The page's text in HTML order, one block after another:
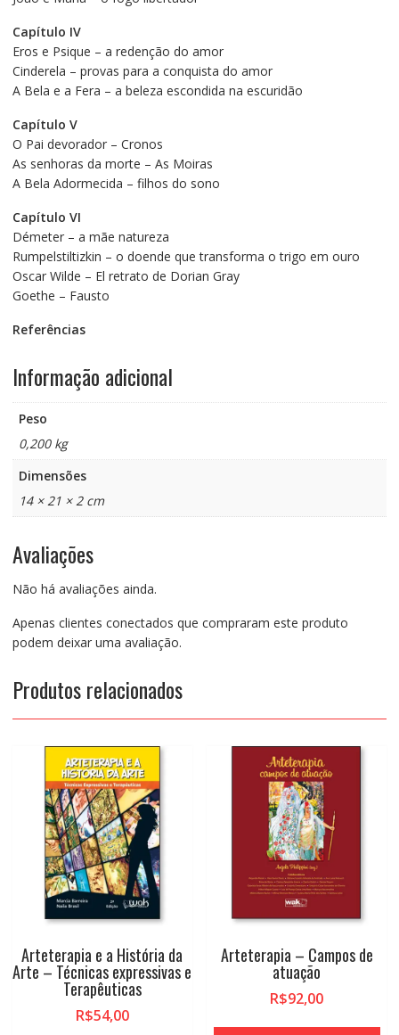
Capítulo IV
Eros e Psique – a redenção do amor
Cinderela – provas para a conquista do amor
A Bela e a Fera – a beleza escondida na escuridão
Capítulo V
O Pai devorador – Cronos
As senhoras da morte – As Moiras
A Bela Adormecida – filhos do sono
Capítulo VI
Démeter – a mãe natureza
Rumpelstiltizkin – o doende que transforma o trigo em ouro
Oscar Wilde – El retrato de Dorian Gray
Goethe – Fausto
Referências
Informação adicional
Peso
0,200 kg
Dimensões
14 × 21 × 2 cm
Avaliações
Não há avaliações ainda.
Apenas clientes conectados que compraram este produto
podem deixar uma avaliação.
Produtos relacionados
Arteterapia e a História da
Arte – Técnicas expressivas e
Terapêuticas
R$54,00
Arteterapia – Campos de
atuação
R$92,00